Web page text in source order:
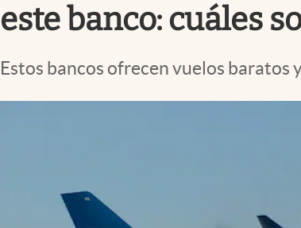
Eventos Corporativos
este banco: cuáles
Estos bancos ofrecen vuelos baratos